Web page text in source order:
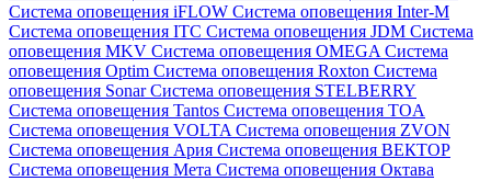
Система оповещения iFLOW Система оповещения Inter-M
Система оповещения ITC Система оповещения JDM Система
оповещения MKV Система оповещения OMEGA Система
оповещения Optim Система оповещения Roxton Система
оповещения SonarСистема оповещения STELBERRY
Система оповещения Tantos Система оповещения TOA
Система оповещения VOLTA Система оповещения ZVON
Система оповещения Ария Система оповещения ВЕКТОР
Система оповещения Мета Система оповещения Октава